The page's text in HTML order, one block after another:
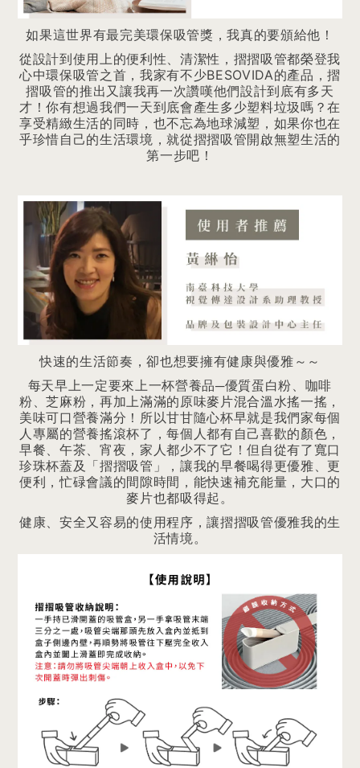
如果這世界有最完美環保吸管獎，我真的要頒給他！
從設計到使用上的便利性、清潔性，摺摺吸管都榮登我
心中環保吸管之首，我家有不少BESOVIDA的產品，摺
摺吸管的推出又讓我再一次讚嘆他們設計到底有多天
才！你有想過我們一天到底會產生多少塑料垃圾嗎？在
享受精緻生活的同時，也不忘為地球減塑，如果你也在
乎珍惜自己的生活環境，就從摺摺吸管開啟無塑生活的
第一步吧！
快速的生活節奏，卻也想要擁有健康與優雅～～
每天早上一定要來上一杯營養品─優質蛋白粉、咖啡
粉、芝麻粉，再加上滿滿的原味麥片混合溫水搖一搖，
美味可口營養滿分！所以甘甘隨心杯早就是我們家每個
人專屬的營養搖滾杯了，每個人都有自己喜歡的顏色，
早餐、午茶、宵夜，家人都少不了它！但自從有了寬口
珍珠杯蓋及「摺摺吸管」，讓我的早餐喝得更優雅、更
便利，忙碌會議的間隙時間，能快速補充能量，大口的
麥片也都吸得起。
健康、安全又容易的使用程序，讓摺摺吸管優雅我的生
活情境。